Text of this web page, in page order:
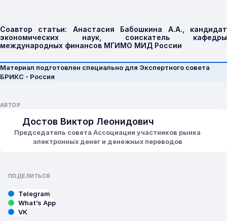
Соавтор статьи: Анастасия Бабошкина А.А., кандидат
экономических наук, соискатель кафедры
международных финансов МГИМО МИД России
Материал подготовлен специально для Экспертного совета
БРИКС - Россия
АВТОР
Достов Виктор Леонидович
Председатель совета Ассоциации участников рынка
электронных денег и денежных переводов
ПОДЕЛИТЬСЯ
Telegram
What’s App
VK